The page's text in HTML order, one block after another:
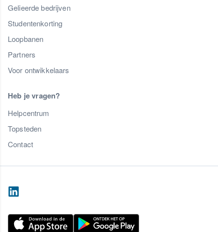
Gelieerde bedrijven
Studentenkorting
Loopbanen
Partners
Voor ontwikkelaars
Heb je vragen?
Helpcentrum
Topsteden
Contact